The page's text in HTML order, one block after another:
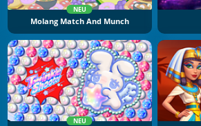
NEU
Molang Match And Munch
NEU